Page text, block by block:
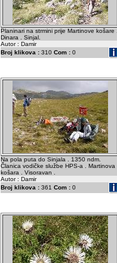
Planinari na strmini prije Martinove košare .
Dinara . Sinjal.
Autor : Damir
Broj klikova : 310 Com : 0
Na pola puta do Sinjala . 1350 ndm.
Članica vodičke službe HPS-a . Martinova
košara . Visoravan .
Autor : Damir
Broj klikova : 361 Com : 0